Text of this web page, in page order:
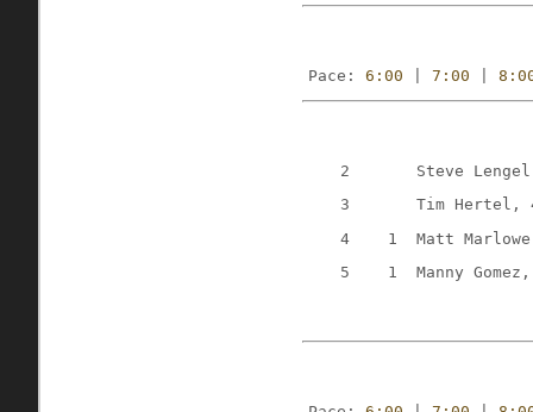
Pace: 6:00 7:00
2       Steve Lengel,
3       Tim Hertel, 43
4    1  Matt Marlowe,
5    1  Manny Gomez,